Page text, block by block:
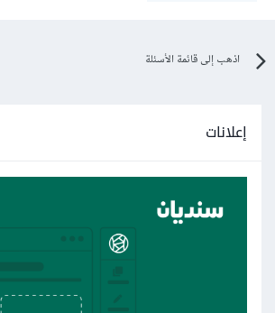
اذهب إلى قائمة الأسئلة
إعلانات